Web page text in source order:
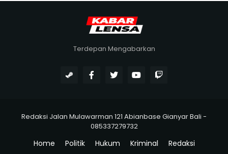
Terdepan Mengabarkan
Redaksi Jalan Mulawarman 121 Abianbase Gianyar Bali -
085337279732
Home Politik Hukum Kriminal Redaksi